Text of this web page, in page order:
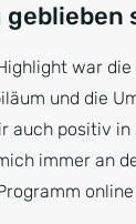
war
und die
auch positiv
immer an